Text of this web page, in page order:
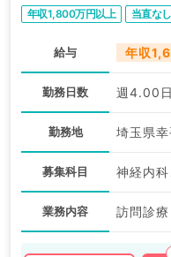
年収1,800万円以上 当直なし
給与 年収
勤務日数 週4.00
勤務地 埼玉県
募集科目
業務内容 訪問診